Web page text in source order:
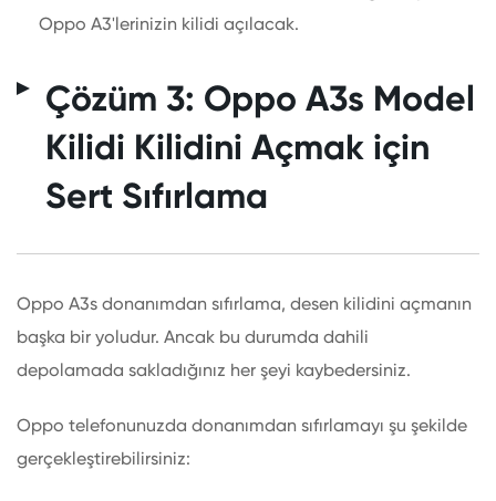
Oppo A3'lerinizin kilidi açılacak.
Çözüm 3: Oppo A3s Model
Kilidi Kilidini Açmak için
Sert Sıfırlama
Oppo A3s donanımdan sıfırlama, desen kilidini açmanın
başka bir yoludur. Ancak bu durumda dahili
depolamada sakladığınız her şeyi kaybedersiniz.
Oppo telefonunuzda donanımdan sıfırlamayı şu şekilde
gerçekleştirebilirsiniz: